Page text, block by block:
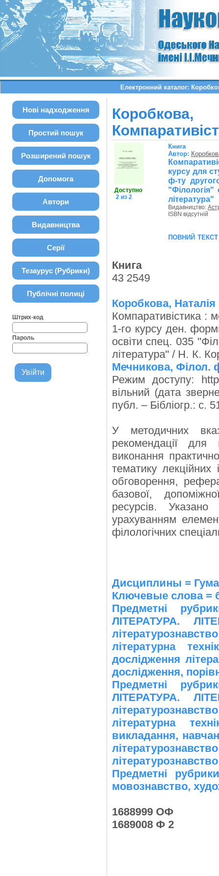
Електронний каталог:
Нові надходження
Простий пошук
Розширений пошук
Допомога
Автори
Видавництва
Серії
Тезаурус (Рубрики)
Публічні полиці
Штрих-код
Пароль
Доступно
2 из 2
Книга
Автор:
курсу для
ф-ту
"Філологія"
література"
Видавництво:
ISBN відсутній
повний текст
Книга
43 2549
Коробкова, Наталія
Компаративістика :
1-го курсу ден.
освіти спец. 035
література" / Н. К.
Мечникова, Філол.
Режим доступу:
вільний (дата
публ. – Бібліогр.: с.
У методичних
рекомендації для
виконання
тематику
обговорення,
базової,
ресурсів.
урахуванням
філологічних
Дисциплины =
Ключевые слова =
Предметні
ЛІТЕРАТУРА.
літературна
дослідження
дослідження,
Предметні
ЛІТЕРАТУРА.
літературна
викладання,
літературознавство
Предметні
мовознавство,
1688999 ОФ
1689008 Ф 2